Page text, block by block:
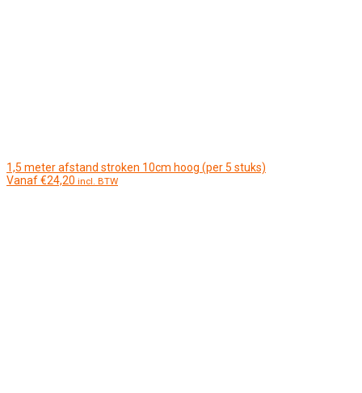
1,5 meter afstand stroken 10cm hoog (per 5 stuks)
Vanaf€24,20 incl. BTW